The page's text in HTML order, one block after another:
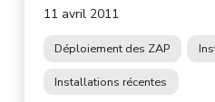
11 avril 2011
Déploiement des ZAP
Installations récentes